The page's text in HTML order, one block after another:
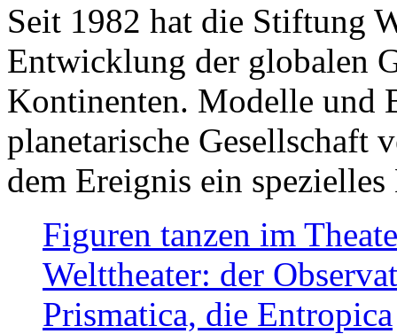
Seit 1982 hat die Stiftung
Entwicklung der globalen
Kontinenten. Modelle und
planetarische Gesellschaft
dem Ereignis ein
Figuren tanzen im
Welttheater: der
Prismatica, die Entropica